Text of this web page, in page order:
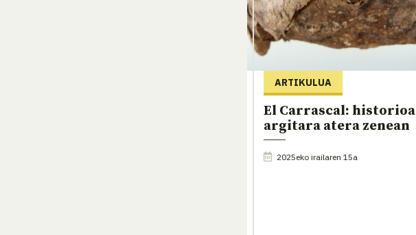
ARTIKULUA
El Carrascal: historioa
argitara atera zenean
2025eko irailaren 15a